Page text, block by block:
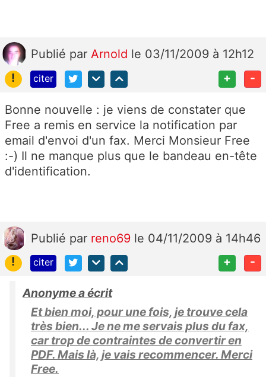
Publié par Arnold le 03/11/2009 à 12h12
!
citer + -
Bonne nouvelle : je viens de constater que
Free a remis en service la notification par
email d'envoi d'un fax. Merci Monsieur Free
:-) Il ne manque plus que le bandeau en-tête
d'identification.
Publié par reno69 le 04/11/2009 à 14h46
!
citer + -
Anonyme a écrit
Et bien moi, pour une fois, je trouve cela
très bien... Je ne me servais plus du fax,
car trop de contraintes de convertir en
PDF. Mais là, je vais recommencer. Merci
Free.